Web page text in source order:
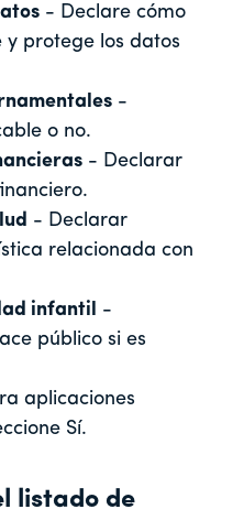
- Declare cómo
protege los datos
-
o no.
- Declarar
- Declarar
relacionada con
infantil -
público si es
aplicaciones
Sí.
listado de